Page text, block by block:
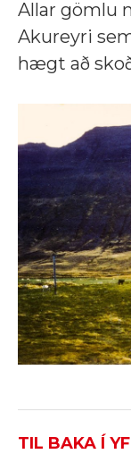
Allar gömlu
Akureyri
hægt að
TIL BAKA Í